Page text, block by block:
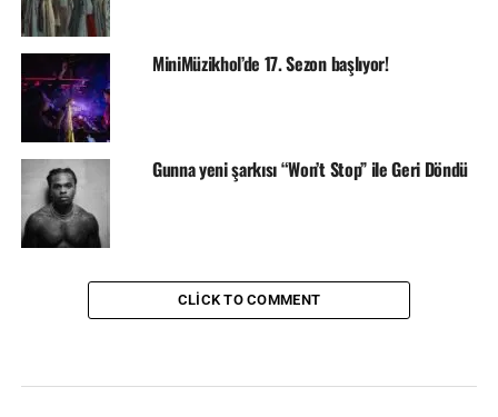
MiniMüzikhol’de 17. Sezon başlıyor!
Gunna yeni şarkısı “Won’t Stop” ile Geri Döndü
CLICK TO COMMENT